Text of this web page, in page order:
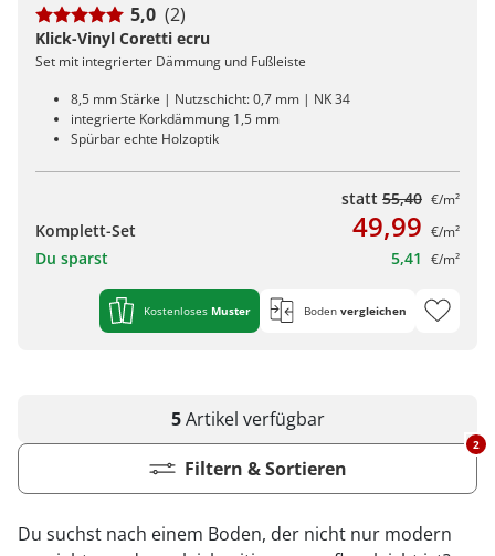
5,0 (2)
Klick-Vinyl Coretti ecru
Set mit integrierter Dämmung und Fußleiste
8,5 mm Stärke | Nutzschicht: 0,7 mm | NK 34
integrierte Korkdämmung 1,5 mm
Spürbar echte Holzoptik
statt 55,40 €/m²
Komplett-Set 49,99 €/m²
Du sparst 5,41 €/m²
Kostenloses Muster Boden vergleichen
5Artikel verfügbar
Filtern & Sortieren
2
Du suchst nach einem Boden, der nicht nur modern